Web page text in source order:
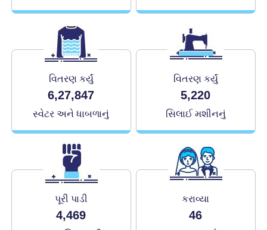
વિતરણ કર્યું
6,27,847
સ્વેટર અને ધાબળાનું
વિતરણ કર્યું
5,220
સિલાઈ મશીનનું
પૂરી પાડી
4,469
કરાવ્યા
46